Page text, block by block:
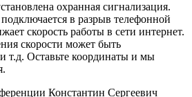
охранная сигнализация.
в разрыв телефонной
скорость работы в сети интернет.
скорости может быть
т.д. Оставьте координаты и мы
Константин Сергеевич